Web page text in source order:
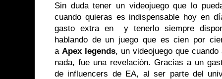
Sin duda tener un videojuego que lo
cuando quieras es indispensable hoy en
gasto extra en y tenerlo siempre
hablando de un juego que es cien por
a Apex legends, un videojuego que
nada, fue una revelación. Gracias a un
de influencers de EA, al ser parte del